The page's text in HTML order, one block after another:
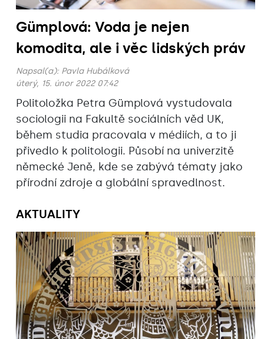
Gümplová: Voda je nejen
komodita, ale i věc lidských práv
Napsal(a): Pavla Hubálková
úterý, 15. únor 2022 07:42
Politoložka Petra Gümplová vystudovala
sociologii na Fakultě sociálních věd UK,
během studia pracovala v médiích, a to ji
přivedlo k politologii. Působí na univerzitě
německé Jeně, kde se zabývá tématy jako
přírodní zdroje a globální spravedlnost.
AKTUALITY